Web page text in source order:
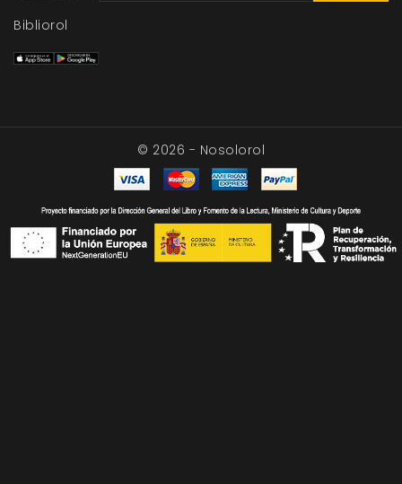
Bibliorol
© 2026 - Nosolorol